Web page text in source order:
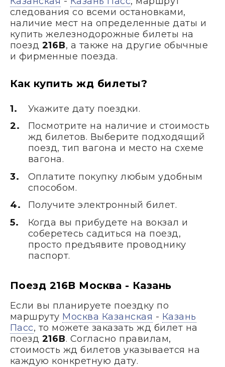
следования со всеми остановками,
наличие мест на определенные даты и
купить железнодорожные билеты на
поезд 216В, а также на другие обычные
и фирменные поезда.
Как купить жд билеты?
Укажите дату поездки.
Посмотрите на наличие и стоимость
жд билетов. Выберите подходящий
поезд, тип вагона и место на схеме
вагона.
Оплатите покупку любым удобным
способом.
Получите электронный билет.
Когда вы прибудете на вокзал и
соберетесь садиться на поезд,
просто предъявите проводнику
паспорт.
Поезд 216В Москва - Казань
Если вы планируете поездку по
маршруту Москва Казанская - Казань
Пасс, то можете заказать жд билет на
поезд 216В. Согласно правилам,
стоимость жд билетов указывается на
каждую конкретную дату.